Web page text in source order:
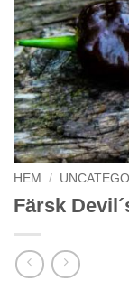
HEM /
Färsk